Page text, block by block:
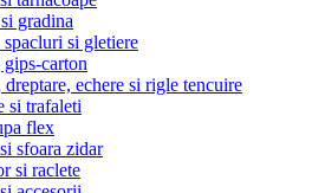
gradina
si gletiere
carton
echere si rigle tencuire
si trafaleti
flex
sfoara zidar
si raclete